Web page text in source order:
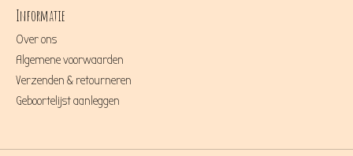
Informatie
Over ons
Algemene voorwaarden
Verzenden & retourneren
Geboortelijst aanleggen